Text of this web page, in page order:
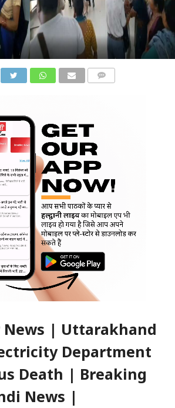
News | Uttarakhand
Department
Death | Breaking
News |